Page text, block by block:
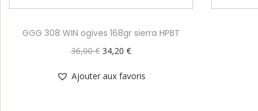
GGG 308 WIN ogives 168gr sierra HPBT
36,00€ 34,20 €
Ajouter aux favoris